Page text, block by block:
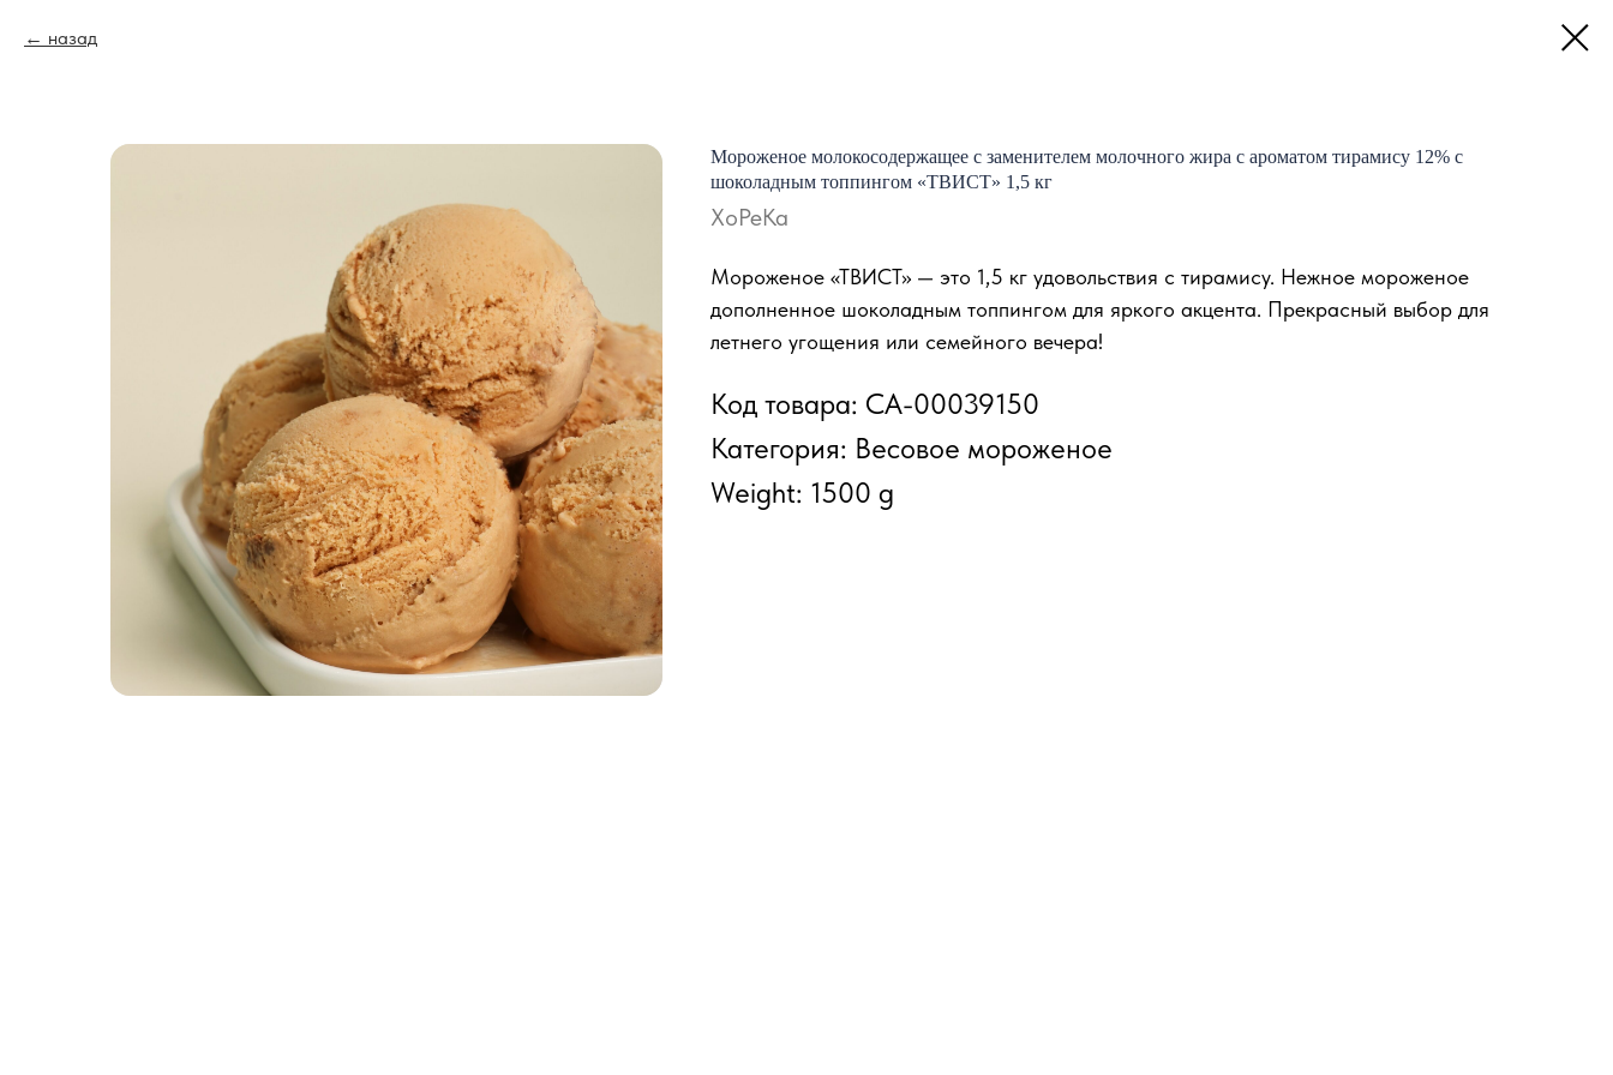
назад
Мороженое молокосодержащее с заменителем молочного жира с ароматом тирамису 12% с
шоколадным топпингом «ТВИСТ» 1,5 кг
ХоРеКа
Мороженое «ТВИСТ» — это 1,5 кг удовольствия с тирамису. Нежное мороженое
дополненное шоколадным топпингом для яркого акцента. Прекрасный выбор для
летнего угощения или семейного вечера!
Код товара: СА-00039150
Категория: Весовое мороженое
Weight: 1500 g